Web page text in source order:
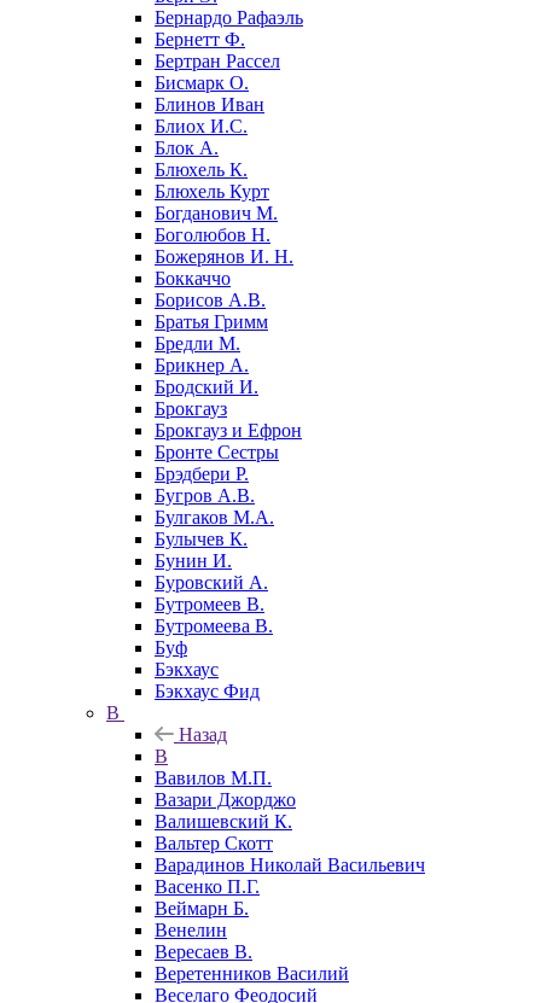
Бернардо Рафаэль
Бернетт Ф.
Бертран Рассел
Бисмарк О.
Блинов Иван
Блиох И.С.
Блок А.
Блюхель К.
Блюхель Курт
Богданович М.
Боголюбов Н.
Божерянов И. Н.
Боккаччо
Борисов А.В.
Братья Гримм
Бредли М.
Брикнер А.
Бродский И.
Брокгауз
Брокгауз и Ефрон
Бронте Сестры
Брэдбери Р.
Бугров А.В.
Булгаков М.А.
Булычев К.
Бунин И.
Буровский А.
Бутромеев В.
Бутромеева В.
Буф
Бэкхаус
Бэкхаус Фид
В
Назад
В
Вавилов М.П.
Вазари Джорджо
Валишевский К.
Вальтер Скотт
Варадинов Николай Васильевич
Васенко П.Г.
Веймарн Б.
Венелин
Вересаев В.
Веретенников Василий
Веселаго Феодосий